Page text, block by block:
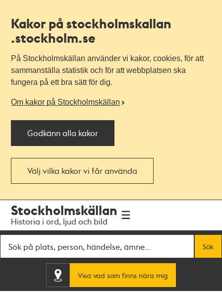
Kakor på stockholmskallan
.stockholm.se
På Stockholmskällan använder vi kakor, cookies, för att
sammanställa statistik och för att webbplatsen ska
fungera på ett bra sätt för dig.
Om kakor på Stockholmskällan
Godkänn alla kakor
Välj vilka kakor vi får använda
navigationen
huvudinnehållet
Stockholmskällan
Historia i ord, ljud och bild
Sök
Visa vad som finns nära mig